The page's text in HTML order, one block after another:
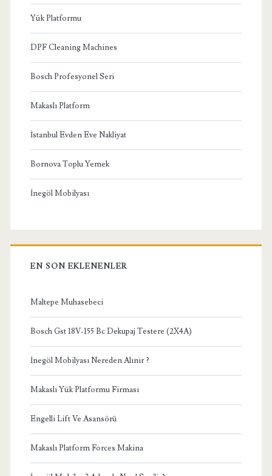
Yük Platformu
DPF Cleaning Machines
Bosch Profesyonel Seri
Makaslı Platform
İstanbul Evden Eve Nakliyat
Bornova Toplu Yemek
İnegöl Mobilyası
EN SON EKLENENLER
Maltepe Muhasebeci
Bosch Gst 18V-155 Bc Dekupaj Testere (2X4A)
İnegöl Mobilyası Nereden Alınır ?
Makaslı Yük Platformu Firması
Engelli Lift Ve Asansörü
Makaslı Platform Forces Makina